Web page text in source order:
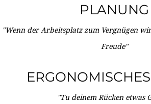
PLANUNG
"Wenn der Arbeitsplatz zum Vergnügen
Freude"
"Tu deinem Rücken etwas